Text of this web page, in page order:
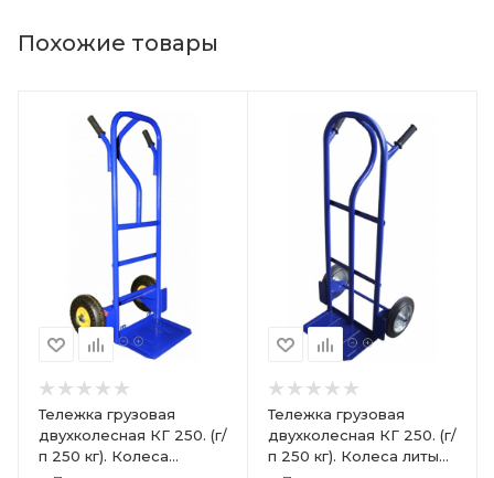
Похожие товары
Тележка грузовая
двухколесная КГ 250. (г/
п 250 кг). Колеса
Тележка грузовая
двухколесная КГ 250. (г/
п 250 кг). Колеса литые